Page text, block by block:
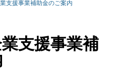
支援事業補助金のご案内
支援事業補